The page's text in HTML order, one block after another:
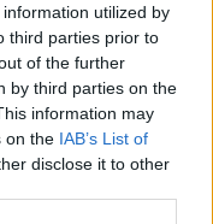
utilized by
third parties prior to
of the further
by third parties on the
information may
on the IAB’s List of
disclose it to other
– ha specificato il
a regime e
legge in ogni territorio
nostro. Voglio dirlo con
Comune ad aver
associazioni. Non è
politica e tutela della